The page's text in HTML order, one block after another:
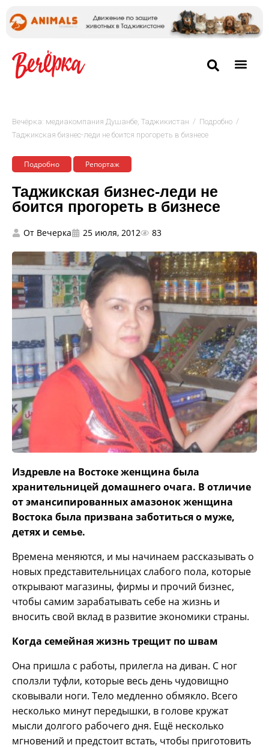
Вечёрка: медиакомпания Душанбе, Таджикистан / Подробно /
Таджикская бизнес-леди не боится прогореть в бизнесе
Подробно Репортаж
Таджикская бизнес-леди не
боится прогореть в бизнесе
От Вечерка 25 июля, 2012 83
Издревле на Востоке женщина была
хранительницей домашнего очага. В отличие
от эмансипированных амазонок женщина
Востока была призвана заботиться о муже,
детях и семье.
Времена меняются, и мы начинаем рассказывать о
новых представительницах слабого пола, которые
открывают магазины, фирмы и прочий бизнес,
чтобы самим зарабатывать себе на жизнь и
вносить свой вклад в развитие экономики страны.
Когда семейная жизнь трещит по швам
Она пришла с работы, прилегла на диван. С ног
сползли туфли, которые весь день чудовищно
сковывали ноги. Тело медленно обмякло. Всего
несколько минут передышки, в голове кружат
мысли долгого рабочего дня. Ещё несколько
мгновений и предстоит встать, чтобы приготовить